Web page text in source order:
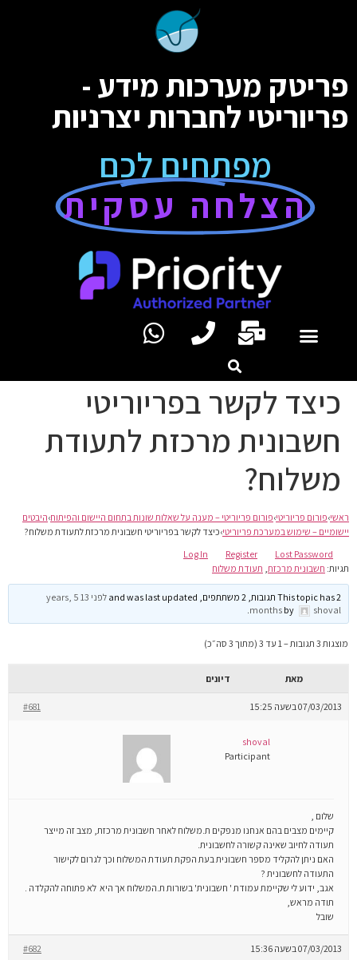
פריטק מערכות מידע -
פריוריטי לחברות יצרניות
מפתחים לכם
הצלחה עסקית
כיצד לקשר בפריוריטי
חשבונית מרכזת לתעודת
משלוח?
ראשי›פורום פריוריטי›פורום פריוריטי – מענה על שאלות שונות בתחום היישום והפיתוח›היבטים
יישומיים – שימוש במערכת פריוריטי›כיצד לקשר בפריוריטי חשבונית מרכזת לתעודת משלוח?
Log In
Register
Lost Password
תגיות: חשבונית מרכזת תעודת משלוח
This topic has 2 תגובות, 2 משתתפים, and was last updated
לפני 13 years, 5
monthsby shoval
מוצגות 3 תגובות – 1 עד 3 (מתוך 3 סה״כ)
מאת דיונים
07/03/2013 בשעה 15:25 #681
shoval
Participant
שלום
קיימים מצבים בהם אנחנו מנפקים ת.משלוח לאחר חשבונית מרכזת, מצב זה מייצר
תעודה לחיוב שאינה קשורה לחשבונית
האם ניתן להקליד מספר חשבונית בעת הפקת תעודת המשלוח וכך לגרום לקישור
התעודה לחשבונית ?
אגב, ידוע לי שקיימת עמודת ' חשבונית' בשורות ת.המשלוח אך היא לא פתוחה להקלדה
תודה מראש,
שובל
07/03/2013 בשעה 15:36 #682